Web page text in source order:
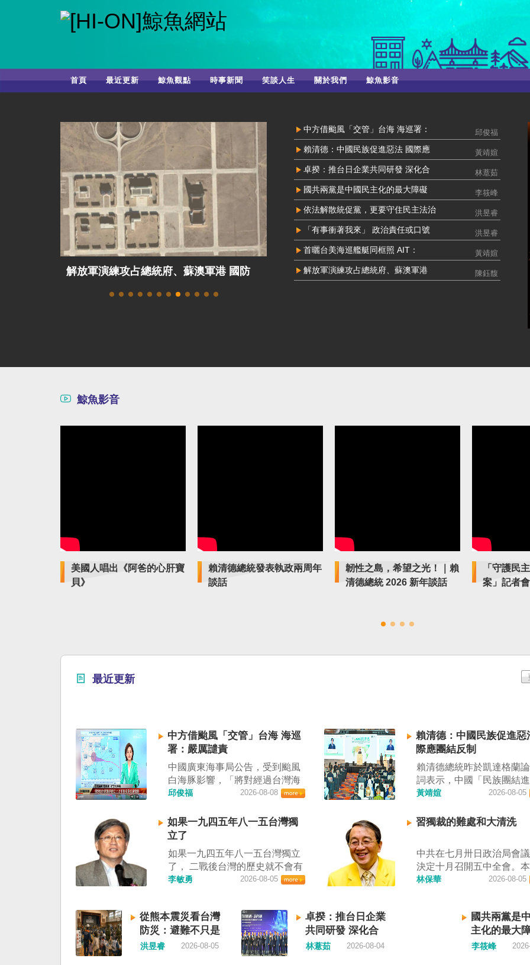
首頁 最近更新 鯨魚觀點 時事新聞 笑談人生 關於我們 鯨魚影音
解放軍演練攻占總統府、蘇澳軍港 國防
接受中共資助參選立委 民眾黨前黨工馬治
薇判刑2年8月定讞
中配周滿
中方借颱風「交管」台海 海巡署： 邱俊福
賴清德：中國民族促進惡法 國際應 黃靖媗
卓揆：推台日企業共同研發 深化合 林薏茹
國共兩黨是中國民主化的最大障礙 李筱峰
依法解散統促黨，更要守住民主法治 洪昱睿
「有事衝著我來」 政治責任或口號 洪昱睿
首曬台美海巡艦艇同框照 AIT： 黃靖媗
解放軍演練攻占總統府、蘇澳軍港 陳鈺馥
鯨魚影音
美國人唱出《阿爸的心肝寶
貝》
賴清德總統發表執政兩周年
談話
韌性之島，希望之光！｜賴
清德總統 2026 新年談話
「守護民
案」記者會
最近更新
中方借颱風「交管」台海 海巡
署：嚴厲譴責
中國廣東海事局公告，受到颱風
白海豚影響，「將對經過台灣海
峽南口北上船舶實施交通管
調中國無任何權利在台灣海峽實
施交通管制。（圖擷取自中國央
明 極其可笑 中國廣東海事局公
告，受到颱風白海豚影響，「將
對經過台灣海峽南口北上船舶實
駁斥，強調中國無任何權利在台
灣海峽實施交通管制。陸委會也
表示，中共假借颱風名義聲稱管
制相關海域，違反聯合國海洋法
邱俊福 2026-08-08
如果一九四五年八一五台灣獨
立了
如果一九四五年八一五台灣獨立
了， 二戰後台灣的歷史就不會有
中國國民黨，也不會捲入迄今仍
了，中國是中國，台灣是台灣。
兩岸已有正常外交，中國也可致
力提升國民福祉。 如果一九四五
年八一五台灣獨立了，就像二戰
李敏勇 2026-08-05
賴清德：中國民族促進惡
際應團結反制
賴清德總統昨於凱達格蘭
詞表示，中國「民族團結
進法」對各國人民進行政
者田裕華攝） 中國七月一
詞表示，中國的「民促法」
侵害台灣主權，更透過跨
壓，對世界各國人民進行
應該團結反制的惡法；台
接受統戰滲透和紅色恐怖
坐視中國將壓迫黑手伸進台
或任何自由國家與地區。
黃靖媗 2026-08-05
習獨裁的難處和大清洗
中共在七月卅日政治局會議
決定十月召開五中全會。
為在七月上海的AI全球大
一段話，往常喜歡用的「
不見了，改為「加快、加強
從奇技淫巧改為「適應不
林保華 2026-08-05
從熊本震災看台灣
防災：避難不只是
撤離，更是生活保
洪昱睿 2026-08-05
卓揆：推台日企業
共同研發 深化合
作
林薏茹 2026-08-04
國共兩黨是
主化的最大
李筱峰